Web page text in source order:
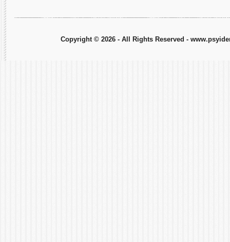
Copyright © 2026 - All Rights Reserved -